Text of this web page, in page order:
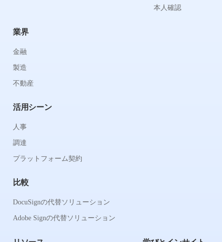
本人確認
業界
金融
製造
不動産
活用シーン
人事
調達
プラットフォーム契約
比較
DocuSignの代替ソリューション
Adobe Signの代替ソリューション